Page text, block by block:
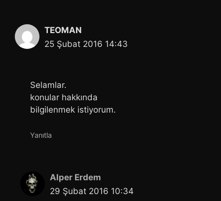
TEOMAN
25 Şubat 2016 14:43
Selamlar.
konular hakkında
bilgilenmek istiyorum.
Yanıtla
Alper Erdem
29 Şubat 2016 10:34